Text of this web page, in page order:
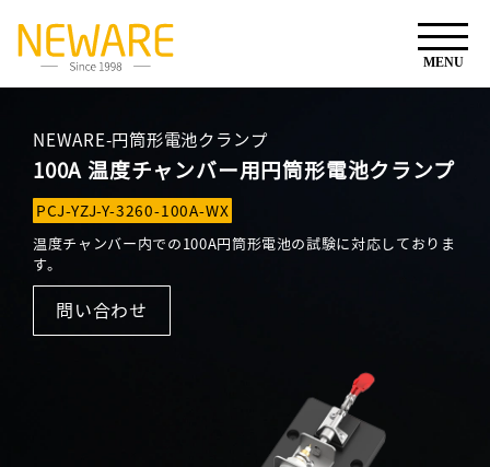
NEWARE-円筒形電池クランプ
100A 温度チャンバー用円筒形電池クランプ
PCJ-YZJ-Y-3260-100A-WX
温度チャンバー内での100A円筒形電池の試験に対応しておりま
す。
問い合わせ